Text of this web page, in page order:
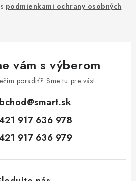
podmienkami ochrany osobných
vám s výberom
poradiť? Sme tu pre vás!
@smart.sk
917 636 978
917 636 979